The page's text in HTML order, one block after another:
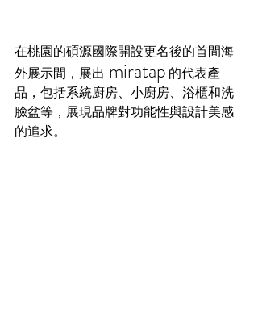
在桃園的碩源國際開設更名後的首間海
外展示間，展出 miratap 的代表產
品，包括系統廚房、小廚房、浴櫃和洗
臉盆等，展現品牌對功能性與設計美感
的追求。